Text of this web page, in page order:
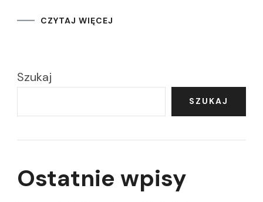
CZYTAJ WIĘCEJ
Szukaj
SZUKAJ
Ostatnie wpisy